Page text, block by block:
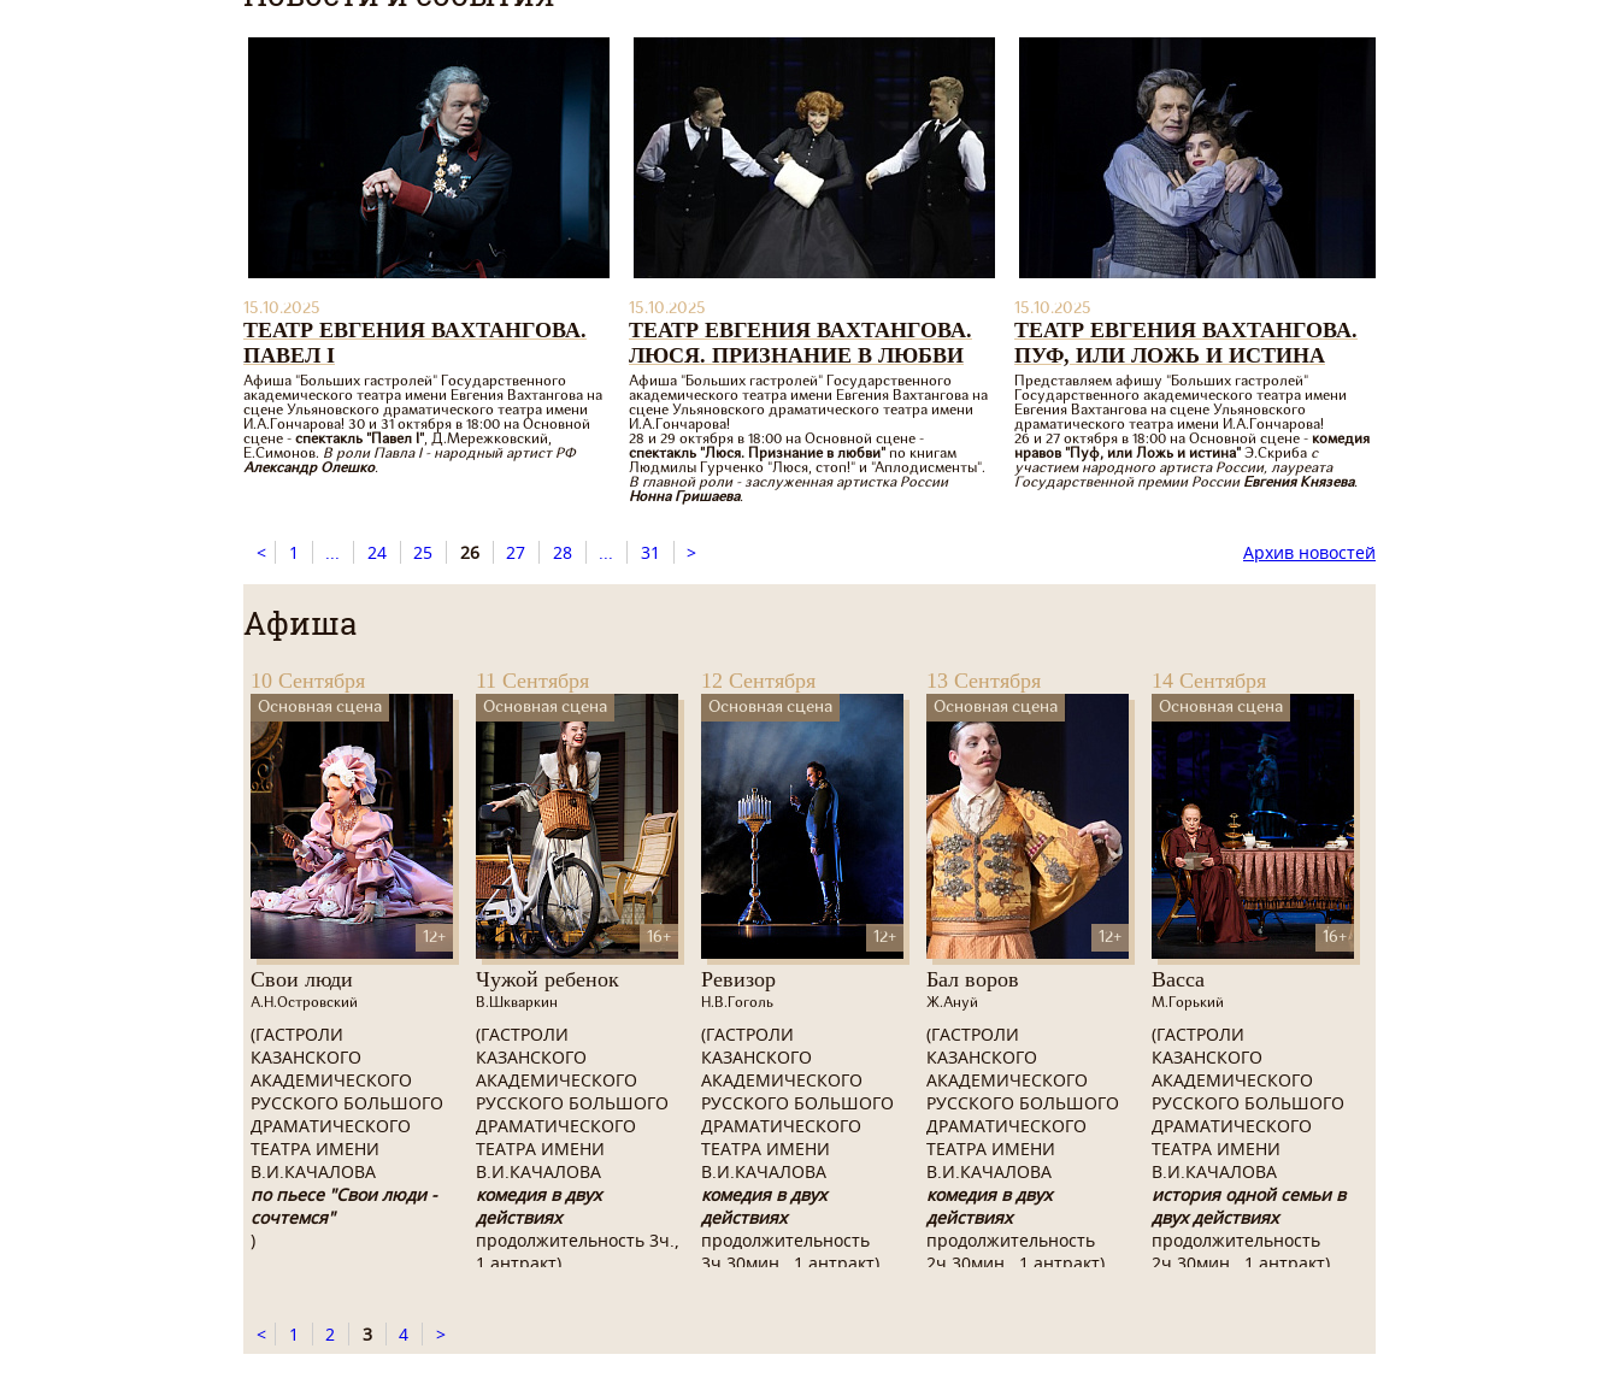
15.10.2025
ТЕАТР ЕВГЕНИЯ ВАХТАНГОВА.
ПАВЕЛ I
Афиша "Больших гастролей" Государственного
академического театра имени Евгения Вахтангова на
сцене Ульяновского драматического театра имени
И.А.Гончарова! 30 и 31 октября в 18:00 на Основной
сцене - спектакль "Павел I", Д.Мережковский,
Е.Симонов. В роли Павла I - народный артист РФ
Александр Олешко.
15.10.2025
ТЕАТР ЕВГЕНИЯ ВАХТАНГОВА.
ЛЮСЯ. ПРИЗНАНИЕ В ЛЮБВИ
Афиша "Больших гастролей" Государственного
академического театра имени Евгения Вахтангова на
сцене Ульяновского драматического театра имени
И.А.Гончарова!
28 и 29 октября в 18:00 на Основной сцене -
спектакль "Люся. Признание в любви" по книгам
Людмилы Гурченко "Люся, стоп!" и "Аплодисменты".
В главной роли - заслуженная артистка России
Нонна Гришаева.
15.10.2025
ТЕАТР ЕВГЕНИЯ ВАХТАНГОВА.
ПУФ, ИЛИ ЛОЖЬ И ИСТИНА
Представляем афишу "Больших гастролей"
Государственного академического театра имени
Евгения Вахтангова на сцене Ульяновского
драматического театра имени И.А.Гончарова!
26 и 27 октября в 18:00 на Основной сцене - комедия
нравов "Пуф, или Ложь и истина" Э.Скриба с
участием народного артиста России, лауреата
Государственной премии России Евгения Князева.
< 1 ... 24 25 26 27 28 ... 31 > Архив новостей
Афиша
10 Сентября
Основная сцена
12+
Свои люди
А.Н.Островский
(ГАСТРОЛИ
КАЗАНСКОГО
АКАДЕМИЧЕСКОГО
РУССКОГО БОЛЬШОГО
ДРАМАТИЧЕСКОГО
ТЕАТРА ИМЕНИ
В.И.КАЧАЛОВА
по пьесе "Свои люди -
сочтемся"
)
11 Сентября
Основная сцена
16+
Чужой ребенок
В.Шкваркин
(ГАСТРОЛИ
КАЗАНСКОГО
АКАДЕМИЧЕСКОГО
РУССКОГО БОЛЬШОГО
ДРАМАТИЧЕСКОГО
ТЕАТРА ИМЕНИ
В.И.КАЧАЛОВА
комедия в двух
действиях
продолжительность 3ч.,
1 антракт)
12 Сентября
Основная сцена
12+
Ревизор
Н.В.Гоголь
(ГАСТРОЛИ
КАЗАНСКОГО
АКАДЕМИЧЕСКОГО
РУССКОГО БОЛЬШОГО
ДРАМАТИЧЕСКОГО
ТЕАТРА ИМЕНИ
В.И.КАЧАЛОВА
комедия в двух
действиях
продолжительность
3ч.30мин., 1 антракт)
13 Сентября
Основная сцена
12+
Бал воров
Ж.Ануй
(ГАСТРОЛИ
КАЗАНСКОГО
АКАДЕМИЧЕСКОГО
РУССКОГО БОЛЬШОГО
ДРАМАТИЧЕСКОГО
ТЕАТРА ИМЕНИ
В.И.КАЧАЛОВА
комедия в двух
действиях
продолжительность
2ч.30мин., 1 антракт)
14 Сентября
Основная сцена
16+
Васса
М.Горький
(ГАСТРОЛИ
КАЗАНСКОГО
АКАДЕМИЧЕСКОГО
РУССКОГО БОЛЬШОГО
ДРАМАТИЧЕСКОГО
ТЕАТРА ИМЕНИ
В.И.КАЧАЛОВА
история одной семьи в
двух действиях
продолжительность
2ч.30мин., 1 антракт)
< 1 2 3 4 >